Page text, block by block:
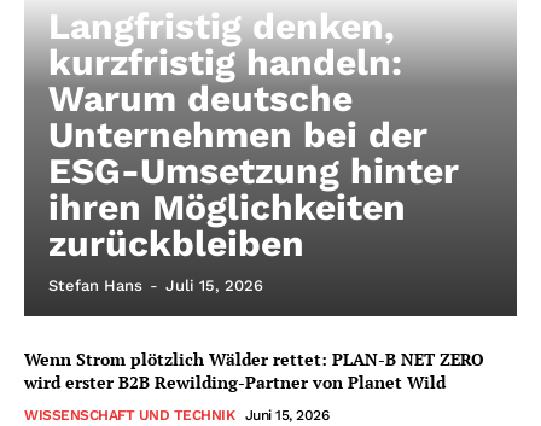
Langfristig denken,
kurzfristig handeln:
Warum deutsche
Unternehmen bei der
ESG-Umsetzung hinter
ihren Möglichkeiten
zurückbleiben
Stefan Hans - Juli 15, 2026
Wenn Strom plötzlich Wälder rettet: PLAN-B NET ZERO
wird erster B2B Rewilding-Partner von Planet Wild
WISSENSCHAFT UND TECHNIK Juni 15, 2026